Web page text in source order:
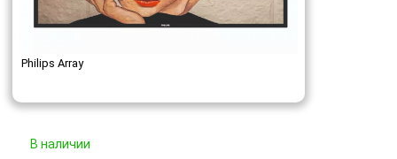
Philips Array
В наличии